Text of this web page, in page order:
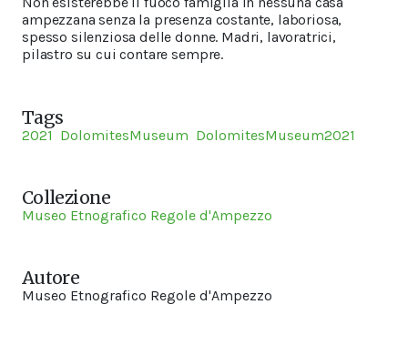
ampezzana senza la presenza costante, laboriosa,
spesso silenziosa delle donne. Madri, lavoratrici,
pilastro su cui contare sempre.
Tags
2021 DolomitesMuseum DolomitesMuseum2021
Collezione
Museo Etnografico Regole d'Ampezzo
Autore
Museo Etnografico Regole d'Ampezzo